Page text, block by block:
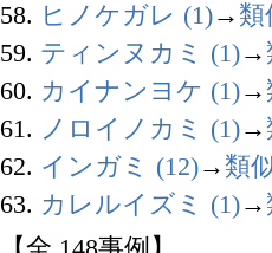
58. ヒノケガレ (1)→ 類
59. ティンヌカミ (1)→
60. カイナンヨケ (1)→
61. ノロイノカミ (1)→
62. インガミ (12)→ 類
63. カレルイズミ (1)→